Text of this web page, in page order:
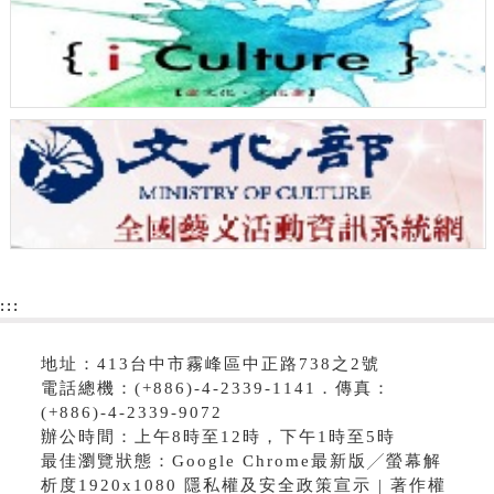
:::
地址：413台中市霧峰區中正路738之2號
電話總機：(+886)-4-2339-1141．傳真：
(+886)-4-2339-9072
辦公時間：上午8時至12時，下午1時至5時
最佳瀏覽狀態：Google Chrome最新版╱螢幕解
析度1920x1080 隱私權及安全政策宣示 | 著作權